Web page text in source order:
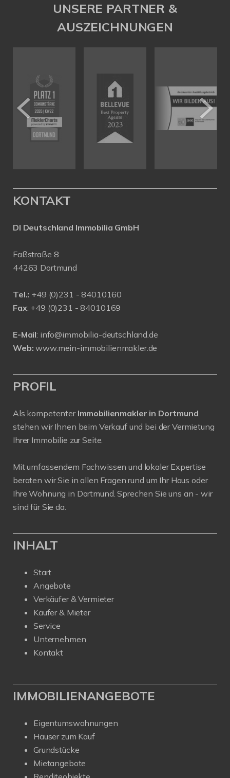
UNSERE PARTNER &
AUSZEICHNUNGEN
KONTAKT
DI Deutschland Immobilia GmbH
Faßstraße 8
44263 Dortmund
Tel.: +49 (0)231 - 84010160
Fax: +49 (0)231 - 84010169
E-Mail: info@immobilia-deutschland.de
Web: www.mein-immobilienmakler.de
PROFIL
Als kompetenter Immobilienmakler in Dortmund
stehen wir Ihnen beim Verkauf und bei der Vermietung
Ihrer Immobilie zur Seite.
Mit umfassendem Fachwissen und lokaler Expertise
beraten wir Sie in allen Fragen rund um Ihr Haus oder
Ihre Wohnung in Dortmund. Sprechen Sie uns an - wir
sind für Sie da.
INHALT
Start
Angebote
Verkäufer & Vermieter
Käufer & Mieter
Service
Unternehmen
Kontakt
IMMOBILIENANGEBOTE
Eigentumswohnungen
Häuser zum Kauf
Grundstücke
Mietangebote